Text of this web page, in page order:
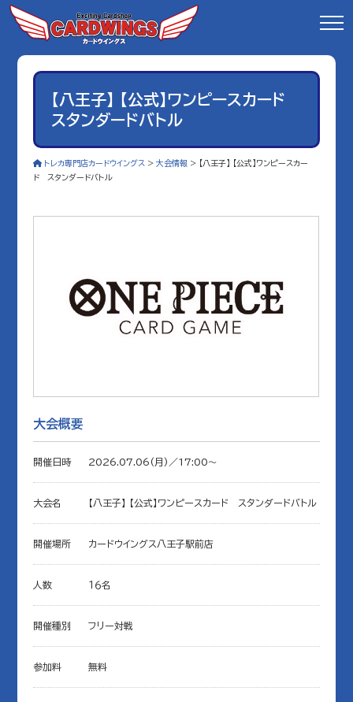
【八王子】 【公式】ワンピースカード
スタンダードバトル
トレカ専門店カードウイングス >大会情報 > 【八王子】 【公式】ワンピースカー
ド スタンダードバトル
大会概要
開催日時 2026.07.06(月)／17:00〜
大会名 【八王子】 【公式】ワンピースカード スタンダードバトル
開催場所 カードウイングス八王子駅前店
人数 １６名
開催種別 フリー対戦
参加料 無料